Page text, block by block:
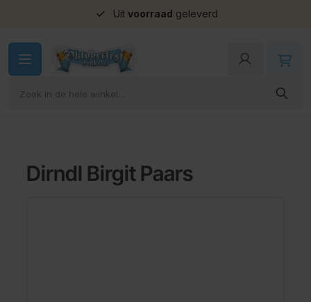
Uit voorraad geleverd
Dirndl Birgit Paars